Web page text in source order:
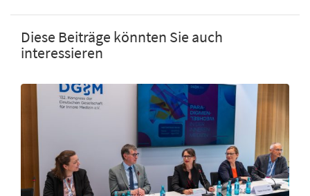
Diese Beiträge könnten Sie auch
interessieren